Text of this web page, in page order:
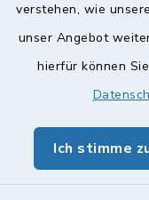
verstehen, wie
unser Angebot
hierfür können
Ich stimme
Quicklinks
Landkreis
geoPortal